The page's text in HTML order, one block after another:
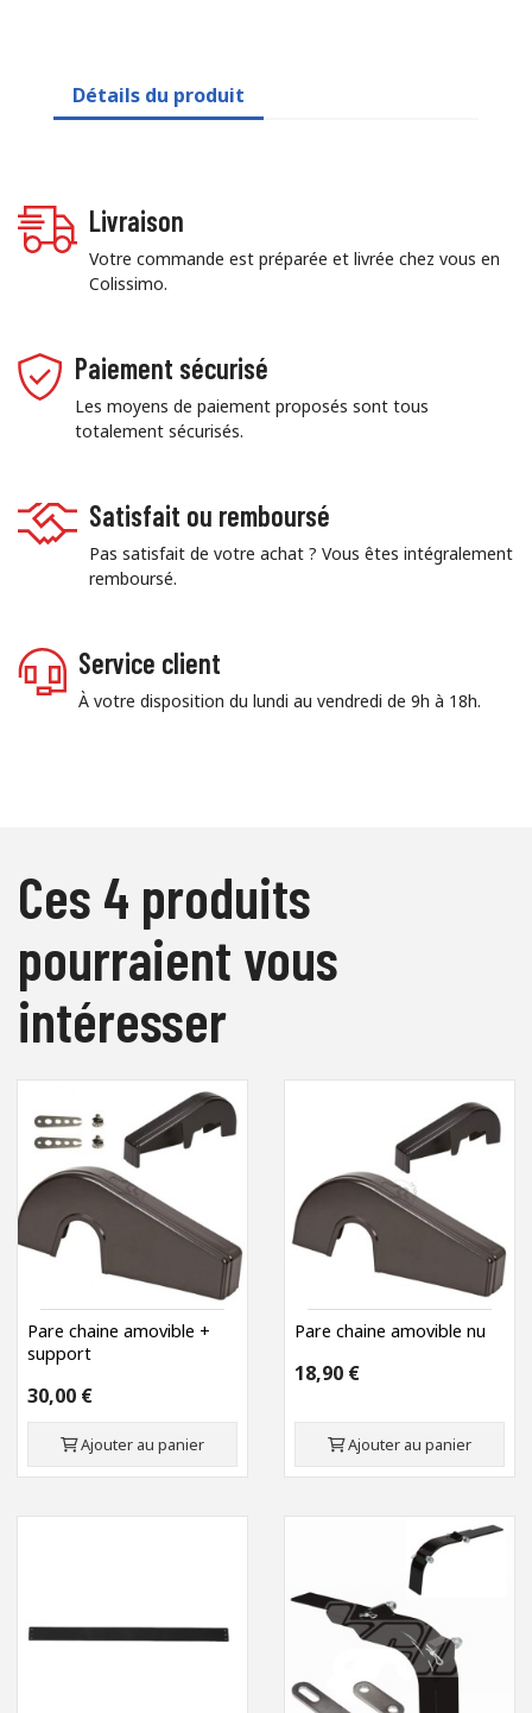
Détails du produit
Livraison
Votre commande est préparée et livrée chez vous en
Colissimo.
Paiement sécurisé
Les moyens de paiement proposés sont tous
totalement sécurisés.
Satisfait ou remboursé
Pas satisfait de votre achat ? Vous êtes intégralement
remboursé.
Service client
À votre disposition du lundi au vendredi de 9h à 18h.
Ces 4 produits
pourraient vous
intéresser
Pare chaine amovible +
support
30,00 €
Ajouter au panier
Pare chaine amovible nu
18,90 €
Ajouter au panier